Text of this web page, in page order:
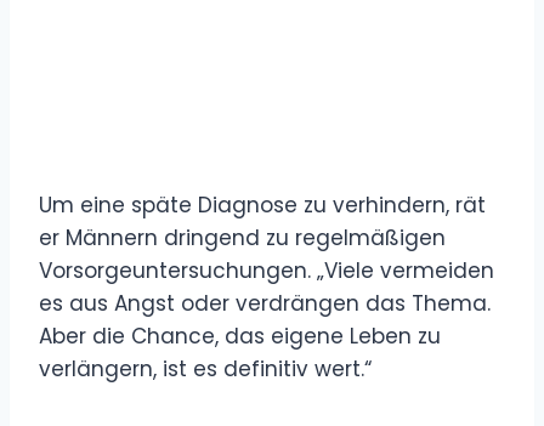
Um eine späte Diagnose zu verhindern, rät
er Männern dringend zu regelmäßigen
Vorsorgeuntersuchungen. „Viele vermeiden
es aus Angst oder verdrängen das Thema.
Aber die Chance, das eigene Leben zu
verlängern, ist es definitiv wert.“